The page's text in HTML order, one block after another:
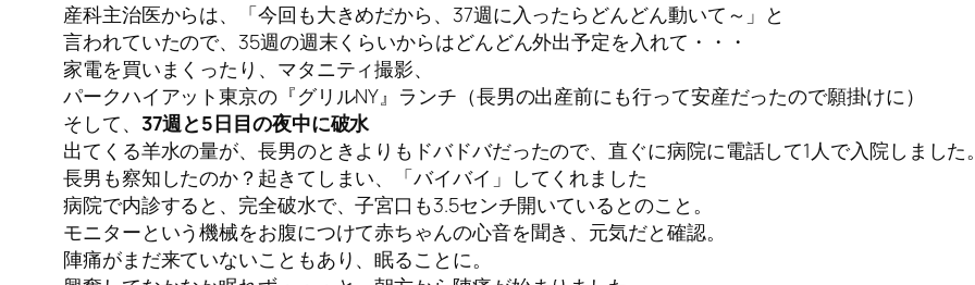
産科主治医からは、「今回も大きめだから、37週に入ったらどんどん動いて～」と
言われていたので、35週の週末くらいからはどんどん外出予定を入れて・・・
家電を買いまくったり、マタニティ撮影、
パークハイアット東京の『グリルNY』ランチ（長男の出産前にも行って安産だったので願掛けに）
そして、 37週と5日目の夜中に破水
出てくる羊水の量が、長男のときよりもドバドバだったので、直ぐに病院に電話して1人で入院しました。
長男も察知したのか？起きてしまい、「バイバイ」してくれました
病院で内診すると、完全破水で、子宮口も3.5センチ開いているとのこと。
モニターという機械をお腹につけて赤ちゃんの心音を聞き、元気だと確認。
陣痛がまだ来ていないこともあり、眠ることに。